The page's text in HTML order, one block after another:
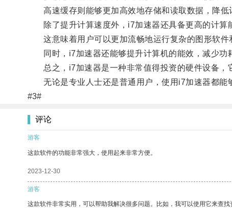
高速缓存则能够更加高效地存储和读取数据，降低
除了提升计算速度外，i7加速器还具备更高的计算
这意味着用户可以更加流畅地运行复杂的图形软件
同时，i7加速器还能够提升计算机的能效，减少功
总之，i7加速器是一种非常值得投资的硬件设备，
无论是专业人士还是普通用户，使用i7加速器都能
#3#
评论
游客
这款软件的功能非常强大，使用起来非常方便。
2023-12-30
游客
这款软件非常实用，可以帮助我解决很多问题。比如，我可以使用它来查找